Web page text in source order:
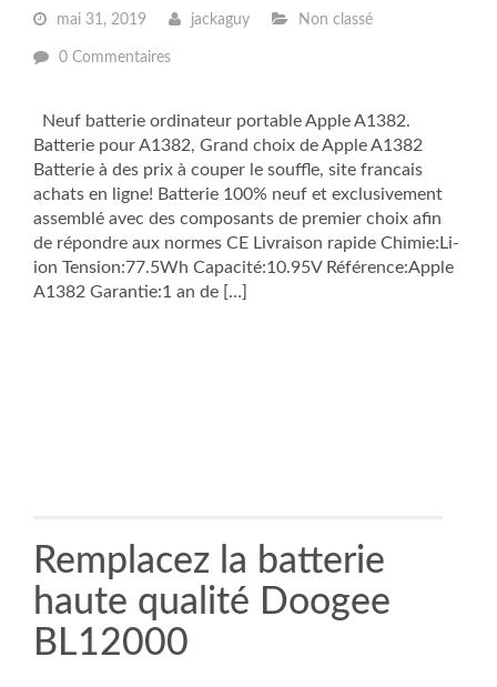
mai 31, 2019 jackaguy Non classé
0 Commentaires
Neuf batterie ordinateur portable Apple A1382.
Batterie pour A1382, Grand choix de Apple A1382
Batterie à des prix à couper le souffle, site francais
achats en ligne! Batterie 100% neuf et exclusivement
assemblé avec des composants de premier choix afin
de répondre aux normes CE Livraison rapide Chimie:Li-
ion Tension:77.5Wh Capacité:10.95V Référence:Apple
A1382 Garantie:1 an de […]
Remplacez la batterie
haute qualité Doogee
BL12000